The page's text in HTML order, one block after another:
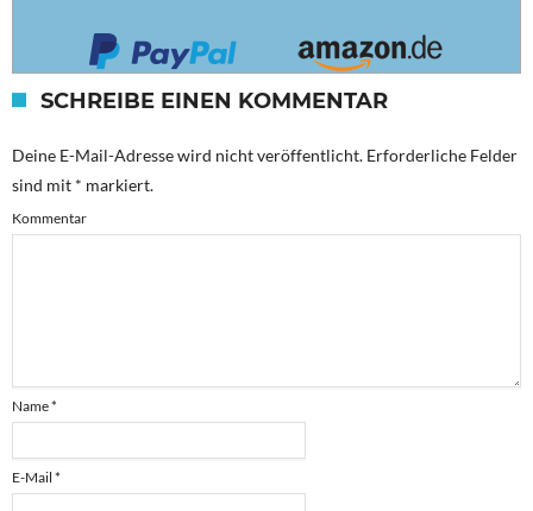
SCHREIBE EINEN KOMMENTAR
Deine E-Mail-Adresse wird nicht veröffentlicht. Erforderliche Felder
sind mit * markiert.
Kommentar
Name*
E-Mail *